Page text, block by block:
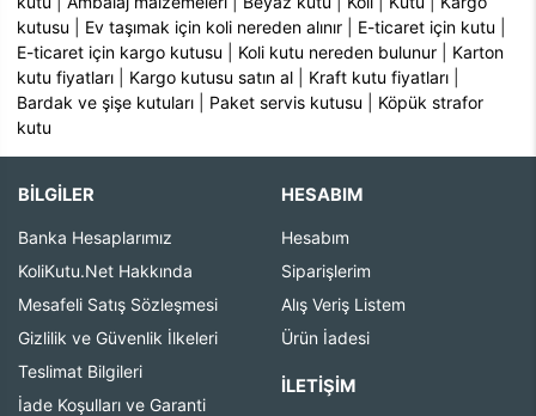
kutusu
Ev taşımak için koli nereden alınır E-ticaret için kutu
E-ticaret için kargo kutusu
Koli kutu nereden bulunur
Karton
kutu fiyatları
Kargo kutusu satın al Kraft kutu fiyatları
Bardak ve şişe kutuları
Paket servis kutusu
Köpük strafor
kutu
BİLGİLER
Banka Hesaplarımız
KoliKutu.Net Hakkında
Mesafeli Satış Sözleşmesi
Gizlilik ve Güvenlik İlkeleri
Teslimat Bilgileri
İade Koşulları ve Garanti
HESABIM
Hesabım
Siparişlerim
Alış Veriş Listem
Ürün İadesi
İLETIŞIM